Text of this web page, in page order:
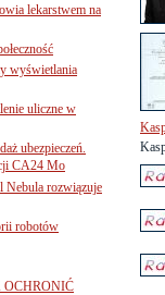
lekarstwem na
wyświetlania
uliczne w
ubezpieczeń.
CA24 Mo
Nebula rozwiązuje
robotów
OCHRONIĆ